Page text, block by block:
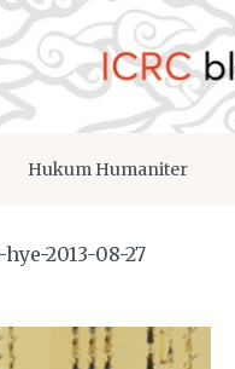
Hukum Humaniter
2013-08-27